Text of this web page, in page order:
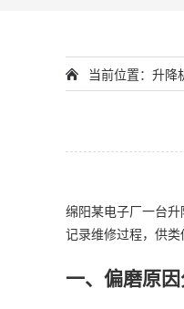
当前位置： 升降
绵阳某电子厂一台升
记录维修过程，供类
一、偏磨原